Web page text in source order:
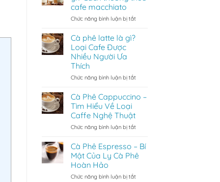
logo
ly
tinh
cafe macchiato
Chức năng bình luận bị tắtở
thưởng
macchiato
Cà phê latte là gì?
Loại Cafe Được
Nhiều Người Ưa
Thích
Chức năng bình luận bị tắtở
latte
gì?
Loại
Được
Nhiều
Người
Thích
Cà Phê Cappuccino –
Tìm Hiểu Về Loại
Caffe Nghệ Thuật
Chức năng bình luận bị tắtở
Phê
Cappuccino
–
Hiểu
Cà Phê Espresso – Bí
Mật Của Ly Cà Phê
Hoàn Hảo
Chức năng bình luận bị tắtở